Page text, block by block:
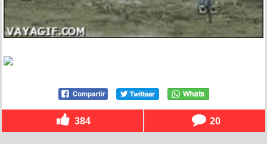
384 20